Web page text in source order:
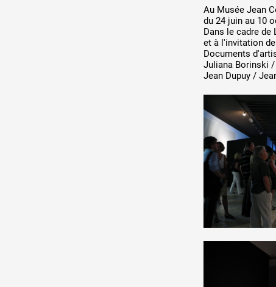
DE A à
1% œuvres dans
Réseau documents
Au Musée Jean
du 24 juin au 10
Dans le cadre de
et à l'invitation
Documents
Juliana Borinski
Jean Dupuy /